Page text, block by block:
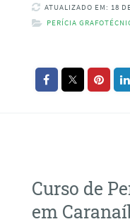
ATUALIZADO EM: 18
PERÍCIA
Curso de
em